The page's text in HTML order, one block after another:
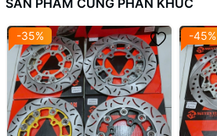
SẢN PHẨM CÙNG PHÂN KHÚC
-35% -45%